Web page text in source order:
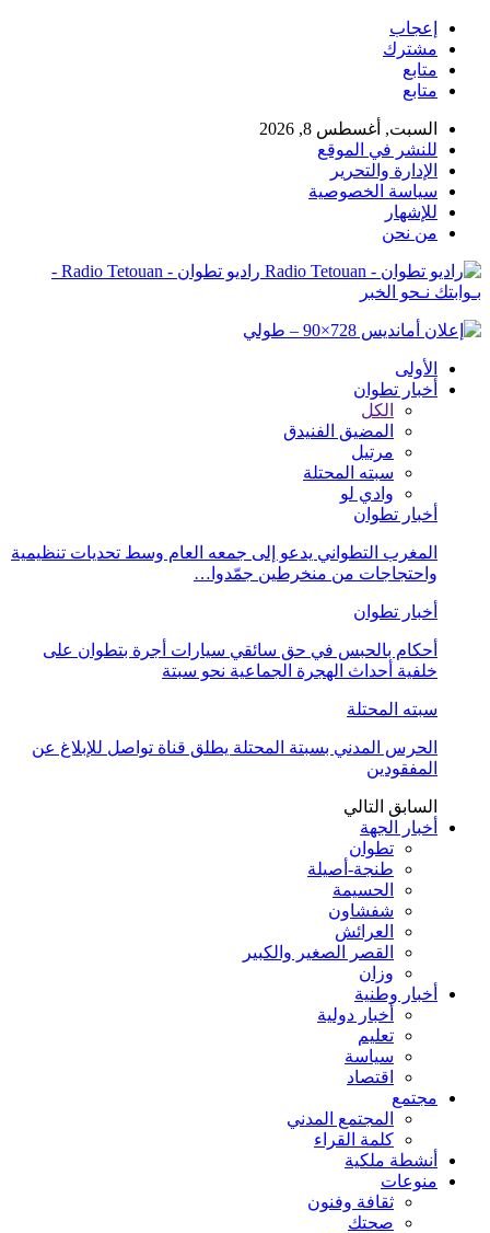
إعجاب
مشترك
متابع
متابع
السبت, أغسطس 8, 2026
للنشر في الموقع
الإدارة والتحرير
سياسة الخصوصية
للإشهار
من نحن
راديو تطوان - Radio Tetouan -
بـوابتك نـحو الخبر
الأولى
أخبار تطوان
الكل
المضيق الفنيدق
مرتيل
سبته المحتلة
وادي لو
أخبار تطوان
المغرب التطواني يدعو إلى جمعه العام وسط تحديات تنظيمية
واحتجاجات من منخرطين جمّدوا…
أخبار تطوان
أحكام بالحبس في حق سائقي سيارات أجرة بتطوان على
خلفية أحداث الهجرة الجماعية نحو سبتة
سبته المحتلة
الحرس المدني بسبتة المحتلة يطلق قناة تواصل للإبلاغ عن
المفقودين
السابق التالي
أخبار الجهة
تطوان
طنجة-أصيلة
الحسيمة
شفشاون
العرائش
القصر الصغير والكبير
وزان
أخبار وطنية
أخبار دولية
تعليم
سياسة
اقتصاد
مجتمع
المجتمع المدني
كلمة القراء
أنشطة ملكية
منوعات
ثقافة وفنون
صحتك